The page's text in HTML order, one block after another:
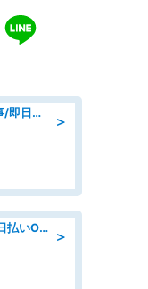
＞
営業/商社でのルート営業のお仕事/即日勤務可/車通勤可/営業
＞
組立・組付け/未経験OK/高収入/日払いOK/寮費無料/日勤